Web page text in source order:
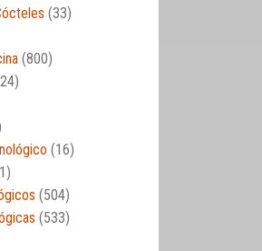
(33)
(800)
(16)
(504)
(533)